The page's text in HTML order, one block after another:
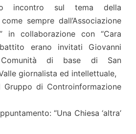
incontro sul tema della
sempre dall’Associazione
in collaborazione con “Cara
erano invitati Giovanni
di base di San
giornalista ed intellettuale,
Gruppo di Controinformazione
“Una Chiesa ‘altra’